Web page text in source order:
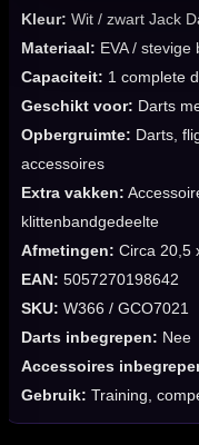
Kleur: Wit / zwart Jack
Materiaal: EVA /
Capaciteit: 1 complete
Geschikt voor: Darts
Opbergruimte: Darts,
accessoires
Extra vakken:
klittenbandgedeelte
Afmetingen: Circa 20,5
EAN: 5057270198642
SKU: W366 / GCO7021
Darts inbegrepen: Nee
Accessoires
Gebruik: Training,